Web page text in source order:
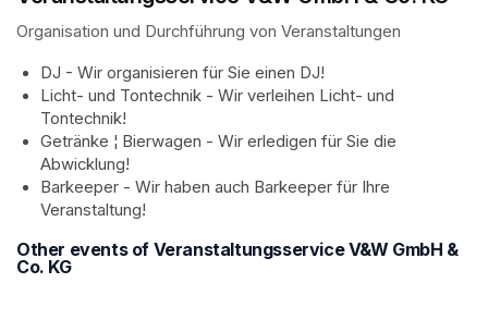
Organisation und Durchführung von Veranstaltungen
DJ - Wir organisieren für Sie einen DJ!
Licht- und Tontechnik - Wir verleihen Licht- und
Tontechnik!
Getränke ¦ Bierwagen - Wir erledigen für Sie die
Abwicklung!
Barkeeper - Wir haben auch Barkeeper für Ihre
Veranstaltung!
Other events of Veranstaltungsservice V&W GmbH &
Co. KG